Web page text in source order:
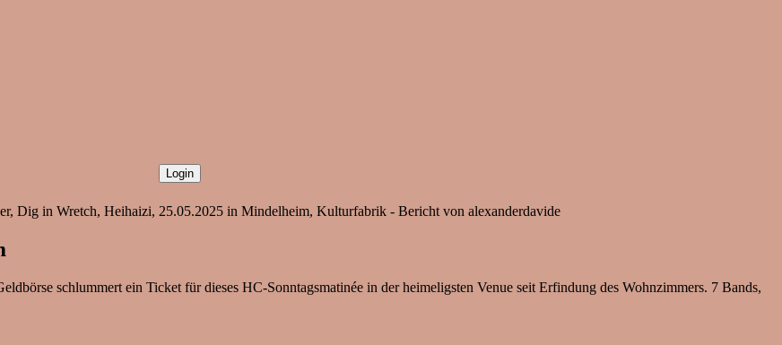
Dig in Wretch, Heihaizi, 25.05.2025 in Mindelheim, Kulturfabrik - Bericht von alexanderdavide
schlummert ein Ticket für dieses HC-Sonntagsmatinée in der heimeligsten Venue seit Erfindung des Wohnzimmers. 7 Bands,